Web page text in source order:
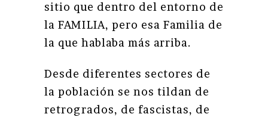
sitio que dentro del entorno de
la FAMILIA, pero esa Familia de
la que hablaba más arriba.
Desde diferentes sectores de
la población se nos tildan de
retrogrados, de fascistas, de